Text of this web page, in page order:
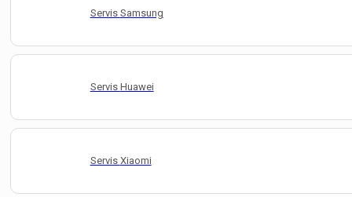
Servis Samsung
Servis Huawei
Servis Xiaomi